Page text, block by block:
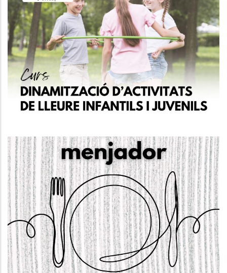
CURS DE MONITOR/A
POLIESPORTIU/VA Per Joves
D'entre 16 I 29 Anys Inscrits A
Garantia Juvenil
Joventut
OBERTA LA CONVOCATÒRIA. Ajuts
De Menjador Escolar Al Baix
Penedès CURS 24-25
S. socials